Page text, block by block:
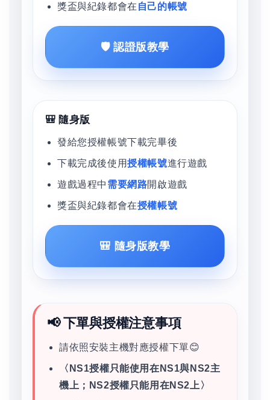
獎盃與紀錄都會在 自己的帳號
🛡️ 認證版教學
🎒 隨身版
發給您授權帳號下載完畢後
下載完成後使用授權帳號進行遊戲
遊戲過程中 需要網路開啟遊戲
獎盃與紀錄都會在授權帳號
🎒 隨身版教學
📢 下單與授權注意事項
請依照安裝主機對應授權下單😊
〈NS1授權只能使用在NS1與NS2主
機上；NS2授權只能用在NS2上〉